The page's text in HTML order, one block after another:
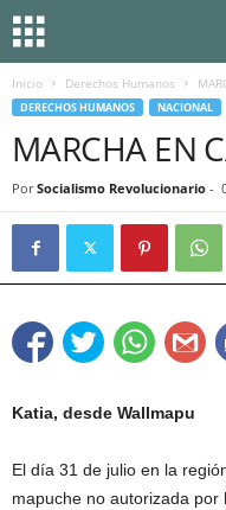
Inicio Derechos Humanos
DERECHOS HUMANOS NACIONAL
MARCHA EN
Por Socialismo Revolucionario -
Katia, desde Wallmapu
El día 31 de julio en la
mapuche no autorizada